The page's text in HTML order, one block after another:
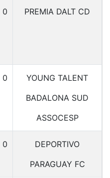
0 PREMIA DALT CD
0
YOUNG TALENT
BADALONA SUD
ASSOCESP
0
DEPORTIVO
PARAGUAY FC